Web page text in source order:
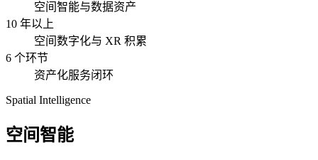
空间智能与数据资产
10 年以上
空间数字化与 XR 积累
6 个环节
资产化服务闭环
Spatial Intelligence
空间智能